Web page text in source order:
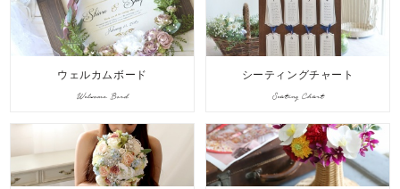
ウェルカムボード
Welcome Bord
シーティングチャート
Seating Chart